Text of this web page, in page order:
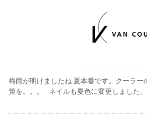
梅雨が明けましたね 夏本番です。クーラ
策を。。。 ネイルも夏色に変更しました